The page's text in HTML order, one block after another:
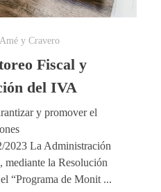
y Cravero
Fiscal y
del IVA
y promover el
La Administración
mediante la Resolución
“Programa de Monit ...